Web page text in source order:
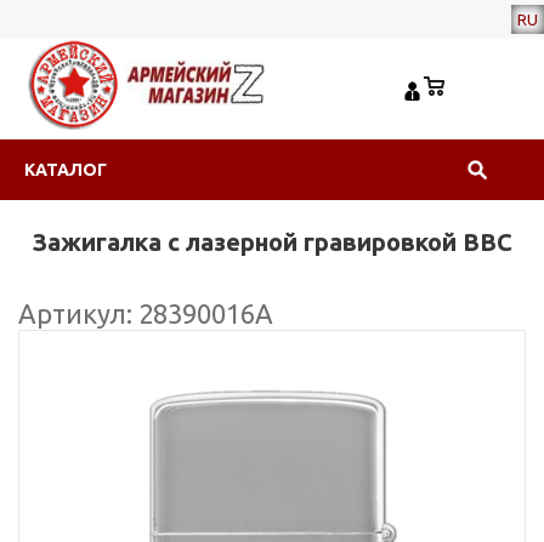
RU
КАТАЛОГ
Зажигалка с лазерной гравировкой ВВС
Артикул: 28390016А